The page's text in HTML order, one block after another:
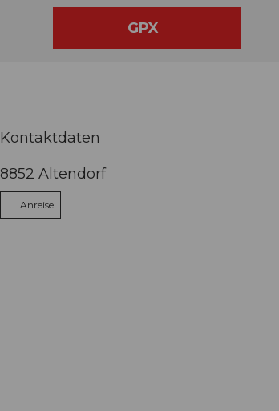
GPX
Kontaktdaten
8852 Altendorf
Anreise